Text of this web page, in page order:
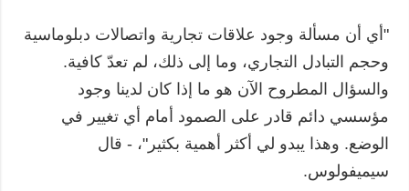
"أي أن مسألة وجود علاقات تجارية واتصالات دبلوماسية
وحجم التبادل التجاري، وما إلى ذلك، لم تعدّ كافية.
والسؤال المطروح الآن هو ما إذا كان لدينا وجود
مؤسسي دائم قادر على الصمود أمام أي تغيير في
الوضع. وهذا يبدو لي أكثر أهمية بكثير"، - قال
سيميفولوس.